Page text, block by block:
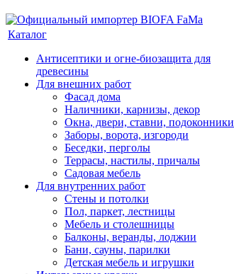
Каталог
Антисептики и огне-биозащита для
древесины
Для внешних работ
Фасад дома
Наличники, карнизы, декор
Окна, двери, ставни, подоконники
Заборы, ворота, изгороди
Беседки, перголы
Террасы, настилы, причалы
Садовая мебель
Для внутренних работ
Стены и потолки
Пол, паркет, лестницы
Мебель и столешницы
Балконы, веранды, лоджии
Бани, сауны, парилки
Детская мебель и игрушки